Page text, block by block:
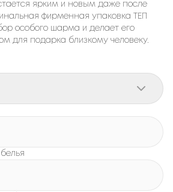
ярким и новым даже после
фирменная упаковка ТЕП
особого шарма и делает его
для подарка близкому человеку.